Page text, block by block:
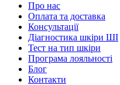
Про нас
Оплата та доставка
Консультації
Діагностика шкіри ШІ
Тест на тип шкіри
Програма лояльності
Блог
Контакти